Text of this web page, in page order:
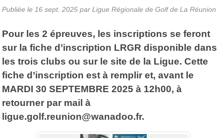
Publiée le 16 sept. 2025 par Ligue Régionale de Golf de La Réunion
Pour les 2 épreuves, les inscriptions se feront
sur la fiche d’inscription LRGR disponible dans
les trois clubs ou sur le site de la Ligue. Cette
fiche d’inscription est à remplir et, avant le
MARDI 30 SEPTEMBRE 2025 à 12h00, à
retourner par mail à
ligue.golf.reunion@wanadoo.fr.